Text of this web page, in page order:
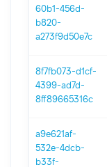
60b1-456d-
b820-
a273f9d50e7c
8f7fb073-d1cf-
4399-ad7d-
8ff89665316c
a9e621af-
532e-4dcb-
b33f-